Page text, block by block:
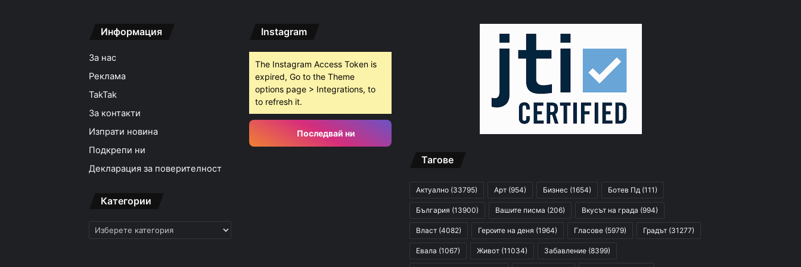
15:42ч, четвъртък, 6 август, 2026
15:18ч, четвъртък, 6 август, 2026
Информация
За нас
Реклама
TakTak
За контакти
Изпрати новина
Подкрепи ни
Декларация за поверителност
Категории
Категории
Instagram
The Instagram Access Token is
expired, Go to the Theme
options page > Integrations, to
to refresh it.
Последвай ни
Тагове
Актуално (33795) Арт (954) Бизнес (1654) Ботев Пд (111)
България (13900) Вашите писма (206) Вкусът на града (994)
Власт (4082) Героите на деня (1964) Гласове (5979) Градът (31277)
Евала (1067) Живот (11034) Забавление (8399)